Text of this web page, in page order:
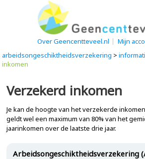
Over Geencentteveel.nl Mijn
arbeidsongeschiktheidsverzekering >
inkomen
Verzekerd inkomen
Je kan de hoogte van het verzekerde
geldt wel een maximum van 80% van het
jaarinkomen over de laatste drie jaar.
Arbeidsongeschiktheidsverzekering